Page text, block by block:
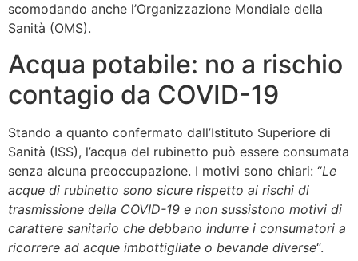
scomodando anche l’Organizzazione Mondiale della
Sanità (OMS).
Acqua potabile: no a rischio
contagio da COVID-19
Stando a quanto confermato dall’Istituto Superiore di
Sanità (ISS), l’acqua del rubinetto può essere consumata
senza alcuna preoccupazione. I motivi sono chiari: “Le
acque di rubinetto sono sicure rispetto ai rischi di
trasmissione della COVID-19 e non sussistono motivi di
carattere sanitario che debbano indurre i consumatori a
ricorrere ad acque imbottigliate o bevande diverse“.